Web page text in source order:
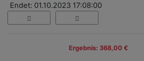
Endet: 01.10.2023 17:08:00
Ergebnis: 368,00 €